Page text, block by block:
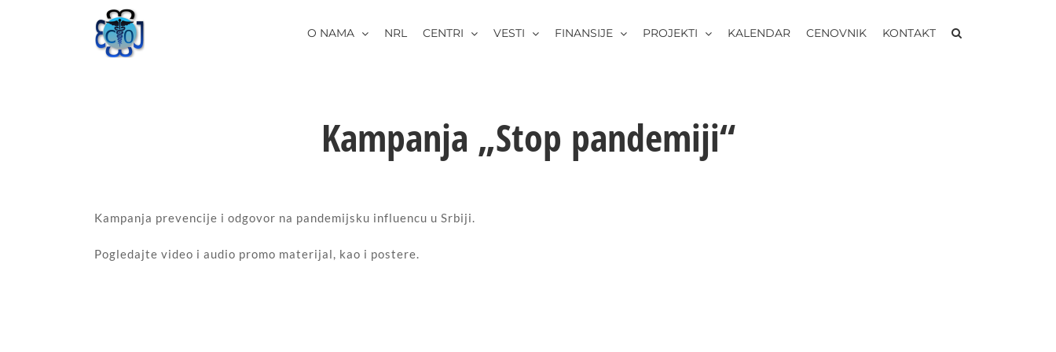
O NAMA NRL CENTRI VESTI FINANSIJE PROJEKTI KALENDAR CENOVNIK KONTAKT
Kampanja „Stop pandemiji“
Kampanja prevencije i odgovor na pandemijsku influencu u Srbiji.
Pogledajte video i audio promo materijal, kao i postere.